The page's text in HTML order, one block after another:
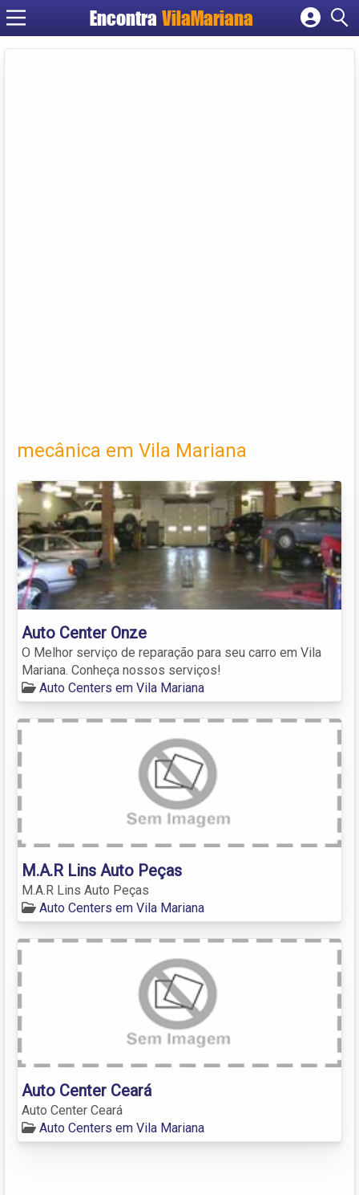
EncontraVilaMariana
Cadastrar empresa
mecânica em Vila Mariana
Auto Center Onze
O Melhor serviço de reparação para seu carro em Vila
Mariana. Conheça nossos serviços!
Auto Centers em Vila Mariana
M.A.R Lins Auto Peças
M.A.R Lins Auto Peças
Auto Centers em Vila Mariana
Auto Center Ceará
Auto Center Ceará
Auto Centers em Vila Mariana